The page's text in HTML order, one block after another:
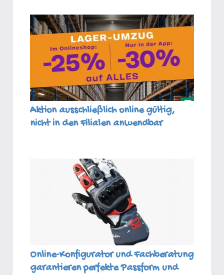
Aktion ausschließlich online gültig,
nicht in den Filialen anwendbar
Online-Konfigurator und Fachberatung
garantieren perfekte Passform und